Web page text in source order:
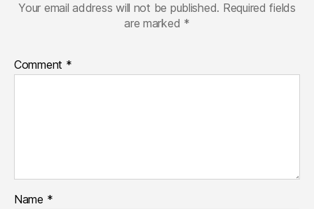
Your email address will not be published. Required fields
are marked *
Comment *
Name *